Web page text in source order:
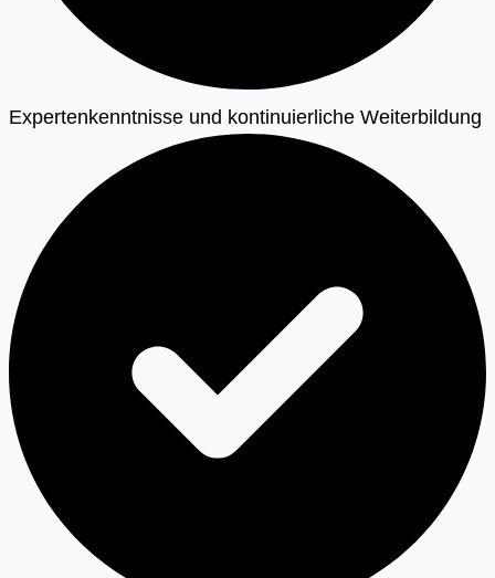
Expertenkenntnisse und kontinuierliche Weiterbildung